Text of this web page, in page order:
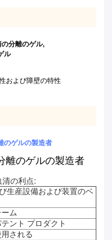
分離のゲル,
ル
および障壁の特性
のゲルの製造者
離のゲルの製造者
の利点:
生産設備および装置のベ
ム
ント プロダクト
される